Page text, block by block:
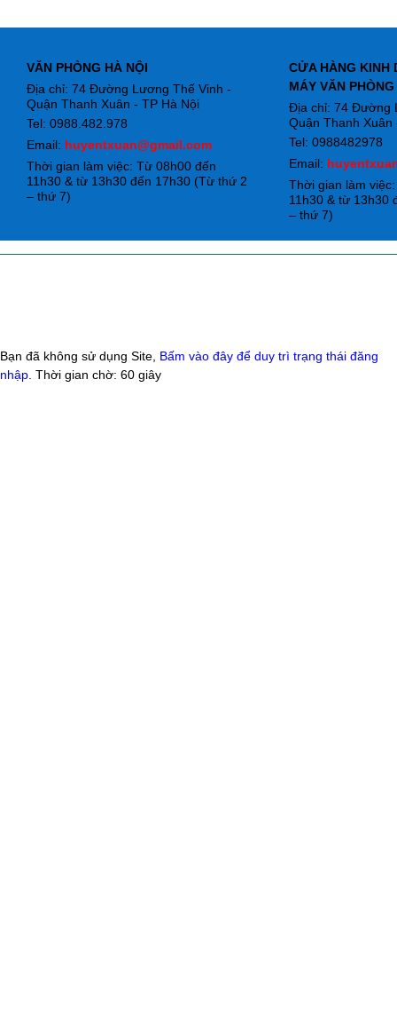
VĂN PHÒNG HÀ NỘI
Địa chỉ: 74 Đường Lương Thế Vinh -
Quận Thanh Xuân - TP Hà Nội
Tel: 0988.482.978
Email: huyentxuan@gmail.com
Thời gian làm việc: Từ 08h00 đến
11h30 & từ 13h30 đến 17h30 (Từ thứ 2
– thứ 7)
CỬA HÀNG KINH
MÁY VĂN PHÒNG
Địa chỉ: 74 Đường
Quận Thanh Xuân
Tel: 0988482978
Email:
Thời gian làm
11h30 & từ 13h30
– thứ 7)
Bạn đã không sử dụng Site, Bấm vào đây để duy trì trạng thái đăng
nhập . Thời gian chờ: 60 giây